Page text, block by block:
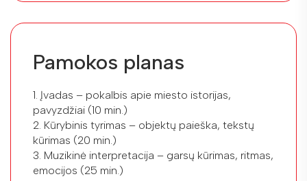
Pamokos planas
1. Įvadas – pokalbis apie miesto istorijas,
pavyzdžiai (10 min.)
2. Kūrybinis tyrimas – objektų paieška, tekstų
kūrimas (20 min.)
3. Muzikinė interpretacija – garsų kūrimas, ritmas,
emocijos (25 min.)